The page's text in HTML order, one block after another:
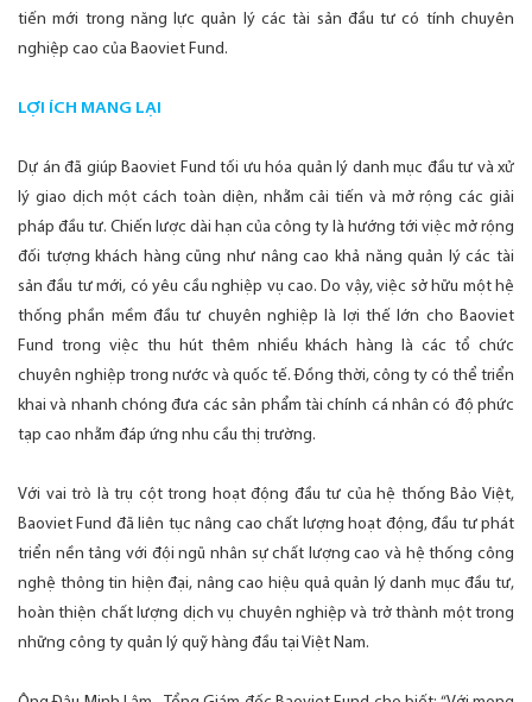
tiến mới trong năng lực quản lý các tài sản đầu tư có tính chuyên
nghiệp cao của Baoviet Fund.
LỢI ÍCH MANG LẠI
Dự án đã giúp Baoviet Fund tối ưu hóa quản lý danh mục đầu tư và xử
lý giao dịch một cách toàn diện, nhằm cải tiến và mở rộng các giải
pháp đầu tư. Chiến lược dài hạn của công ty là hướng tới việc mở rộng
đối tượng khách hàng cũng như nâng cao khả năng quản lý các tài
sản đầu tư mới, có yêu cầu nghiệp vụ cao. Do vậy, việc sở hữu một hệ
thống phần mềm đầu tư chuyên nghiệp là lợi thế lớn cho Baoviet
Fund trong việc thu hút thêm nhiều khách hàng là các tổ chức
chuyên nghiệp trong nước và quốc tế. Đồng thời, công ty có thể triển
khai và nhanh chóng đưa các sản phẩm tài chính cá nhân có độ phức
tạp cao nhằm đáp ứng nhu cầu thị trường.
Với vai trò là trụ cột trong hoạt động đầu tư của hệ thống Bảo Việt,
Baoviet Fund đã liên tục nâng cao chất lượng hoạt động, đầu tư phát
triển nền tảng với đội ngũ nhân sự chất lượng cao và hệ thống công
nghệ thông tin hiện đại, nâng cao hiệu quả quản lý danh mục đầu tư,
hoàn thiện chất lượng dịch vụ chuyên nghiệp và trở thành một trong
những công ty quản lý quỹ hàng đầu tại Việt Nam.